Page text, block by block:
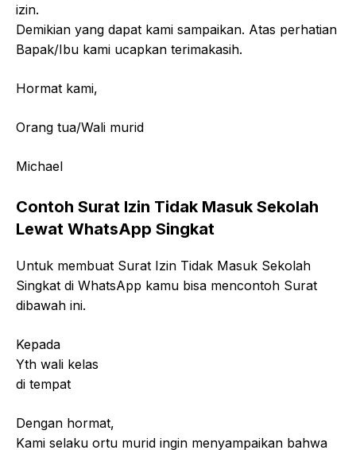
izin.
Demikian yang dapat kami sampaikan. Atas perhatian
Bapak/Ibu kami ucapkan terimakasih.
Hormat kami,
Orang tua/Wali murid
Michael
Contoh Surat Izin Tidak Masuk Sekolah
Lewat WhatsApp Singkat
Untuk membuat Surat Izin Tidak Masuk Sekolah
Singkat di WhatsApp kamu bisa mencontoh Surat
dibawah ini.
Kepada
Yth wali kelas
di tempat
Dengan hormat,
Kami selaku ortu murid ingin menyampaikan bahwa